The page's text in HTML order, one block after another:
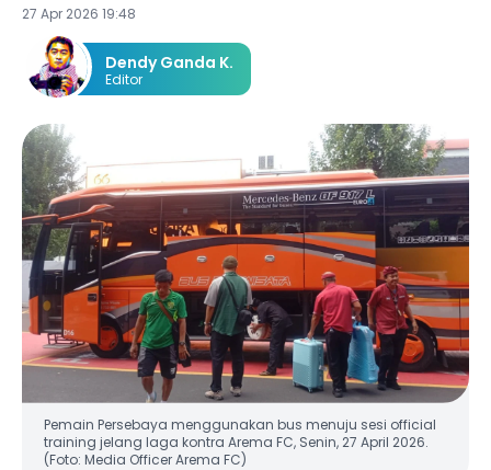
27 Apr 2026 19:48
Dendy Ganda K.
Editor
Pemain Persebaya menggunakan bus menuju sesi official
training jelang laga kontra Arema FC, Senin, 27 April 2026.
(Foto: Media Officer Arema FC)